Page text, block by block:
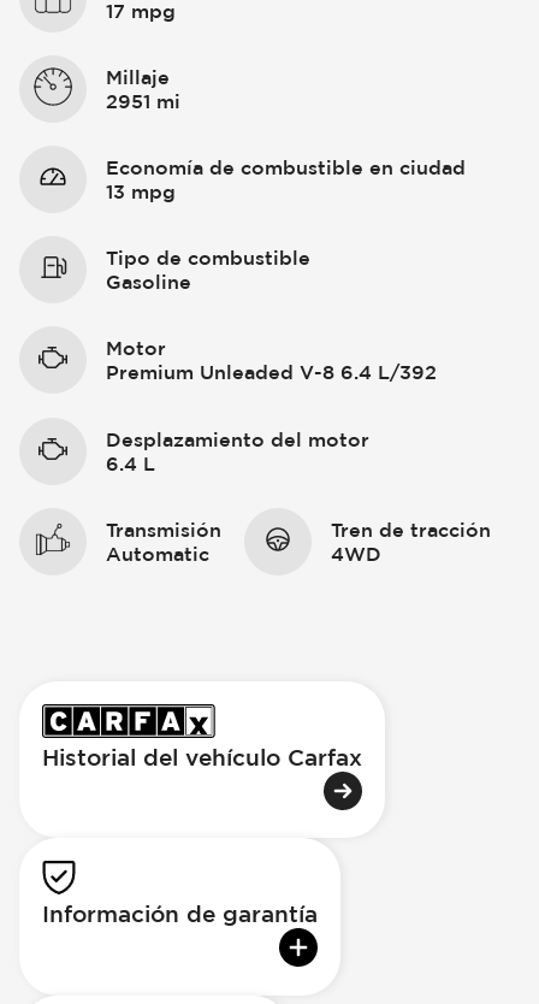
17 mpg
Millaje
2951 mi
Economía de combustible en ciudad
13 mpg
Tipo de combustible
Gasoline
Motor
Premium Unleaded V-8 6.4 L/392
Desplazamiento del motor
6.4 L
Transmisión
Automatic
Tren de tracción
4WD
Historial del vehículo Carfax
Información de garantía